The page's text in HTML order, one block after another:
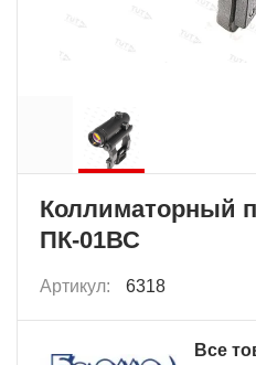
Коллиматорный
ПК-01ВС
Артикул: 6318
Все